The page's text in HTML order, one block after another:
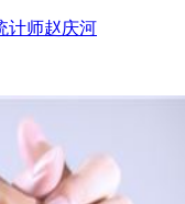
计师赵庆河